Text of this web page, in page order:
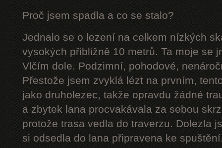
Proč jsem spadla a co se stalo?
Jednalo se o lezení na celkem nízkých
vysokých přibližně 10 metrů. Ta moje se
Vlčím dole. Podzimní, pohodové,
Přestože jsem zvyklá lézt na prvním,
jako druholezec, takže opravdu žádné
a zbytek lana procvakávala za sebou
protože trasa vedla do traverzu. Dolezla
si odsedla do lana připravena ke